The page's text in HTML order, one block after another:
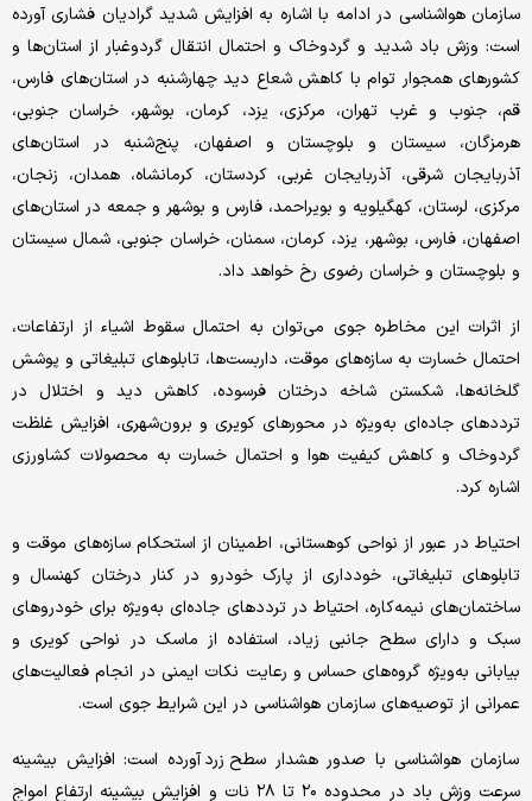
سازمان هواشناسی در ادامه با اشاره به افزایش شدید گرادیان فشاری آورده
است: وزش باد شدید و گردوخاک و احتمال انتقال گردوغبار از استان‌ها و
کشورهای همجوار توام با کاهش شعاع دید چهارشنبه در استان‌های فارس،
قم، جنوب و غرب تهران، مرکزی، یزد، کرمان، بوشهر، خراسان جنوبی،
هرمزگان، سیستان و بلوچستان و اصفهان، پنج‌شنبه در استان‌های
آذربایجان شرقی، آذربایجان غربی، کردستان، کرمانشاه، همدان، زنجان،
مرکزی، لرستان، کهگیلویه و بویراحمد، فارس و بوشهر و جمعه در استان‌های
اصفهان، فارس، بوشهر، یزد، کرمان، سمنان، خراسان جنوبی، شمال سیستان
و بلوچستان و خراسان رضوی رخ خواهد داد.
از اثرات این مخاطره جوی می‌توان به احتمال سقوط اشیاء از ارتفاعات،
احتمال خسارت به سازه‌های موقت، داربست‌ها، تابلوهای تبلیغاتی و پوشش
گلخانه‌ها، شکستن شاخه درختان فرسوده، کاهش دید و اختلال در
ترددهای جاده‌ای به‌ویژه در محورهای کویری و برون‌شهری، افزایش غلظت
گردوخاک و کاهش کیفیت هوا و احتمال خسارت به محصولات کشاورزی
اشاره کرد.
احتیاط در عبور از نواحی کوهستانی، اطمینان از استحکام‌ سازه‌های موقت و
تابلوهای تبلیغاتی، خودداری از پارک خودرو در کنار درختان کهنسال و
ساختمان‌های نیمه‌کاره، احتیاط در ترددهای جاده‌ای به‌ویژه برای خودروهای
سبک و دارای سطح جانبی زیاد، استفاده از ماسک در نواحی کویری و
بیابانی به‌ویژه گروه‌های حساس و رعایت نکات ایمنی در انجام فعالیت‌های
عمرانی از توصیه‌های سازمان هواشناسی در این شرایط جوی است.
سازمان هواشناسی با صدور هشدار سطح زرد آورده است: افزایش بیشینه
سرعت وزش باد در محدوده ۲۰ تا ۲۸ نات و افزایش بیشینه ارتفاع امواج